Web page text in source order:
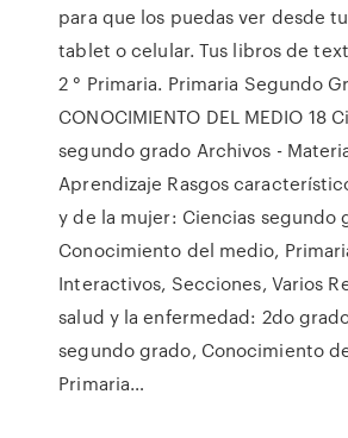
para que los puedas ver desde
tablet o celular. Tus libros de
2 ° Primaria. Primaria Segundo
CONOCIMIENTO DEL MEDIO 18
segundo grado Archivos -
Aprendizaje Rasgos
y de la mujer: Ciencias segundo
Conocimiento del medio,
Interactivos, Secciones, Varios
salud y la enfermedad: 2do
segundo grado, Conocimiento
Primaria…